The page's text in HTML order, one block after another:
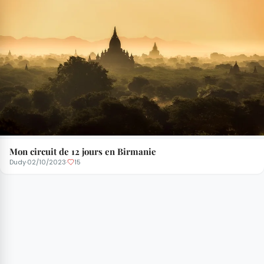
Mon circuit de 12 jours en Birmanie
Dudy·02/10/2023· 15